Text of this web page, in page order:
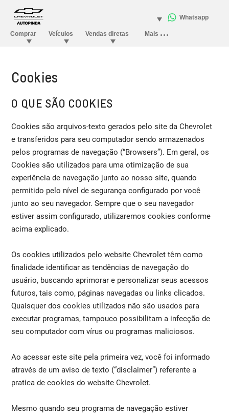
Cookies
O QUE SÃO COOKIES
Cookies são arquivos-texto gerados pelo site da Chevrolet
e transferidos para seu computador sendo armazenados
pelos programas de navegação (“Browsers”). Em geral, os
Cookies são utilizados para uma otimização de sua
experiência de navegação junto ao nosso site, quando
permitido pelo nível de segurança configurado por você
junto ao seu navegador. Sempre que o seu navegador
estiver assim configurado, utilizaremos cookies conforme
acima explicado.
Os cookies utilizados pelo website Chevrolet têm como
finalidade identificar as tendências de navegação do
usuário, buscando aprimorar e personalizar seus acessos
futuros, tais como, páginas navegadas ou links clicados.
Quaisquer dos cookies utilizados não são usados para
executar programas, tampouco possibilitam a infecção de
seu computador com vírus ou programas maliciosos.
Ao acessar este site pela primeira vez, você foi informado
através de um aviso de texto (“disclaimer”) referente a
pratica de cookies do website Chevrolet.
Mesmo quando seu programa de navegação estiver